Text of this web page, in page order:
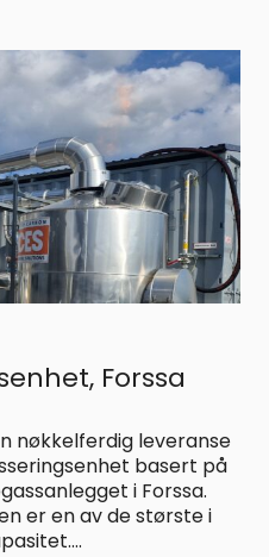
Forssa
nøkkelferdig leveranse
basert på
i Forssa.
er en av de største i